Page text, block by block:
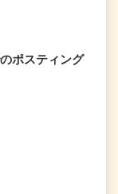
ポスティング